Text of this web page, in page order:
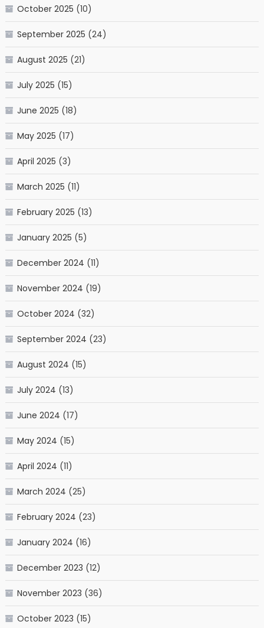
October 2025 (10)
September 2025 (24)
August 2025 (21)
July 2025 (15)
June 2025 (18)
May 2025 (17)
April 2025 (3)
March 2025 (11)
February 2025 (13)
January 2025 (5)
December 2024 (11)
November 2024 (19)
October 2024 (32)
September 2024 (23)
August 2024 (15)
July 2024 (13)
June 2024 (17)
May 2024 (15)
April 2024 (11)
March 2024 (25)
February 2024 (23)
January 2024 (16)
December 2023 (12)
November 2023 (36)
October 2023 (15)